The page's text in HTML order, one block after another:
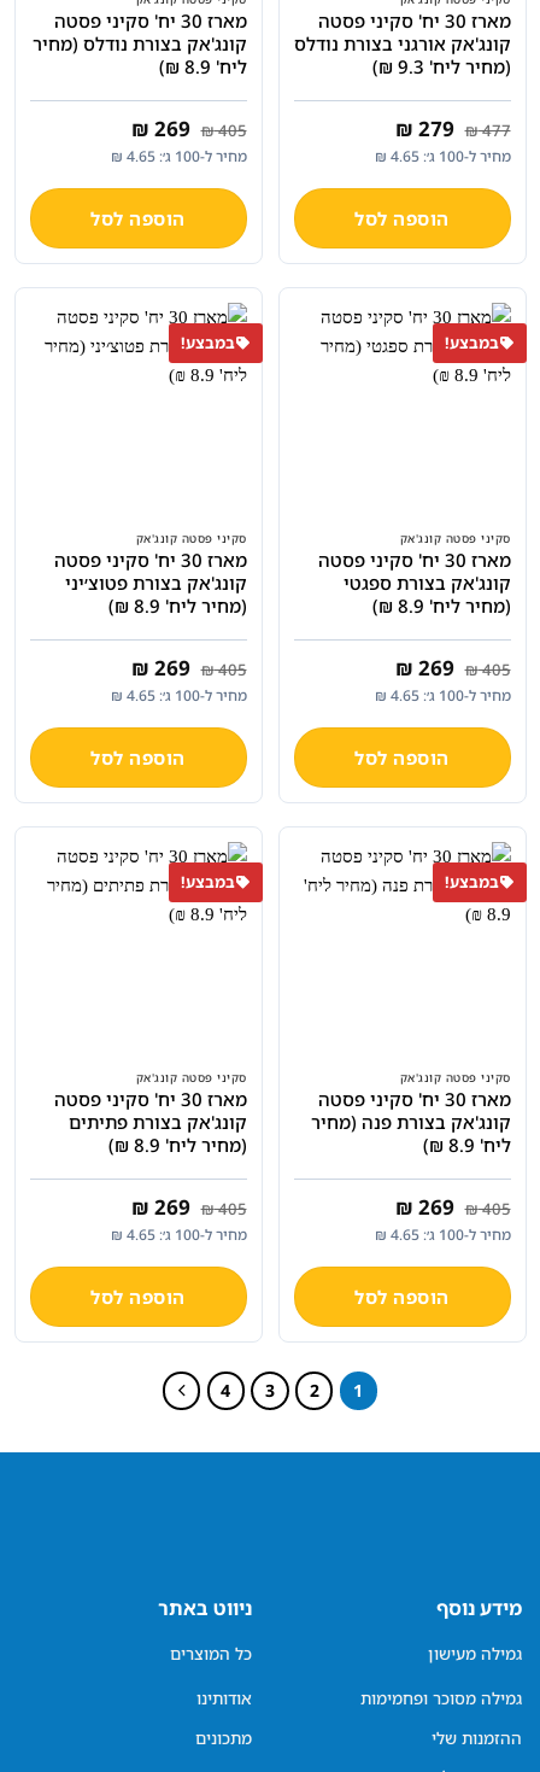
מארז 30 יח' סקיני פסטה
קונג'אק אורגני בצורת נודלס
(מחיר ליח' 9.3 ₪)
₪477 המחיר
המקורי
היה:
₪ 477.
₪ 279
הנוכחי
הוא:
₪ 279.
מחיר ל-100 ג׳: 4.65 ₪
הוספה לסל
מארז 30 יח' סקיני פסטה
קונג'אק בצורת נודלס (מחיר
ליח' 8.9 ₪)
₪405 המחיר
המקורי
היה:
₪ 405.
₪ 269
הנוכחי
הוא:
₪ 269.
מחיר ל-100 ג׳: 4.65 ₪
הוספה לסל
במבצע!
סקיני פסטה קונג'אק
מארז 30 יח' סקיני פסטה
קונג'אק בצורת ספגטי
(מחיר ליח' 8.9 ₪)
₪405 המחיר
המקורי
היה:
₪ 405.
₪ 269
הנוכחי
הוא:
₪ 269.
מחיר ל-100 ג׳: 4.65 ₪
הוספה לסל
במבצע!
סקיני פסטה קונג'אק
מארז 30 יח' סקיני פסטה
קונג'אק בצורת פטוצ׳יני
(מחיר ליח' 8.9 ₪)
₪405 המחיר
המקורי
היה:
₪ 405.
₪ 269
הנוכחי
הוא:
₪ 269.
מחיר ל-100 ג׳: 4.65 ₪
הוספה לסל
במבצע!
סקיני פסטה קונג'אק
מארז 30 יח' סקיני פסטה
קונג'אק בצורת פנה (מחיר
ליח' 8.9 ₪)
₪405 המחיר
המקורי
היה:
₪ 405.
₪ 269
הנוכחי
הוא:
₪ 269.
מחיר ל-100 ג׳: 4.65 ₪
הוספה לסל
במבצע!
סקיני פסטה קונג'אק
מארז 30 יח' סקיני פסטה
קונג'אק בצורת פתיתים
(מחיר ליח' 8.9 ₪)
₪405 המחיר
המקורי
היה:
₪ 405.
₪ 269
הנוכחי
הוא:
₪ 269.
מחיר ל-100 ג׳: 4.65 ₪
הוספה לסל
1
2
3
4
מידע נוסף
גמילה מעישון
גמילה מסוכר ופחמימות
ההזמנות שלי
ניווט באתר
כל המוצרים
אודותינו
מתכונים